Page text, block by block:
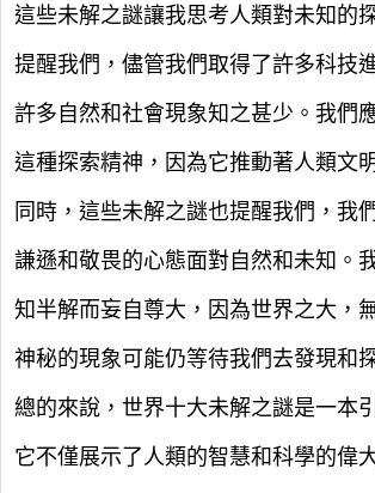
這些未解之謎讓我思考人類對未知的
提醒我們，儘管我們取得了許多科技
許多自然和社會現象知之甚少。我們
這種探索精神，因為它推動著人類文
同時，這些未解之謎也提醒我們，我
謙遜和敬畏的心態面對自然和未知。
知半解而妄自尊大，因為世界之大，
神秘的現象可能仍等待我們去發現和
總的來說，世界十大未解之謎是一本
它不僅展示了人類的智慧和科學的偉